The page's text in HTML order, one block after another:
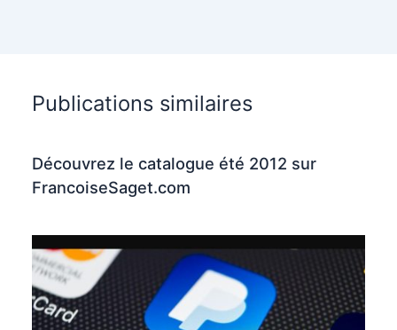
Publications similaires
Découvrez le catalogue été 2012 sur
FrancoiseSaget.com